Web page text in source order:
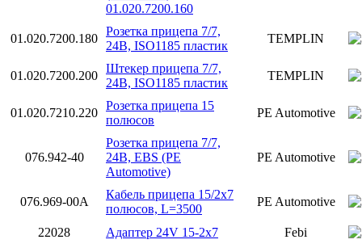
01.020.7200.160
01.020.7200.180
Розетка прицепа 7/7,
24В, ISO1185 пластик
TEMPLIN
01.020.7200.200
Штекер прицепа 7/7,
24В, ISO1185 пластик
TEMPLIN
01.020.7210.220
Розетка прицепа 15
полюсов
PE Automotive
076.942-40
Розетка прицепа 7/7,
24В, EBS (PE
Automotive)
PE Automotive
076.969-00A
Кабель прицепа 15/2x7
полюсов, L=3500
PE Automotive
22028 Адаптер 24V 15-2х7 Febi